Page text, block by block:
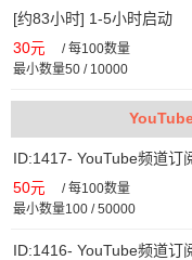
[约83小时] 1-5小时启动
30元 /每100数量
最小数量50 / 10000
ID:1417- YouTube频道订
50元 /每100数量
最小数量100 / 50000
ID:1416- YouTube频道订